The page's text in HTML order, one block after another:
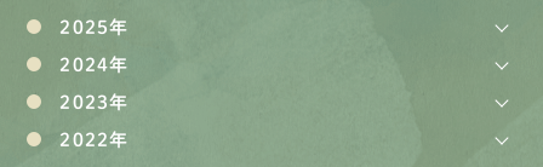
2025年
2024年
2023年
2022年